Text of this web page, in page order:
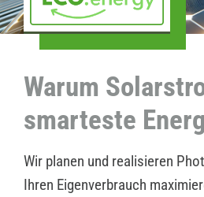
Warum
smarteste
Wir planen und realisieren
Ihren Eigenverbrauch